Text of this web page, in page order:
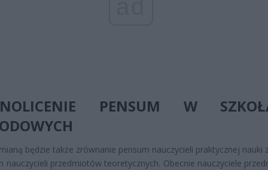
PENSUM W
będzie także zrównanie pensum nauczycieli praktycznej nauki
nauczycieli przedmiotów teoretycznych. Obecnie nauczyciele